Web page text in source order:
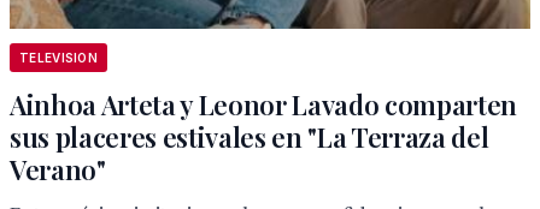
TELEVISION
Ainhoa Arteta y Leonor Lavado comparten
sus placeres estivales en "La Terraza del
Verano"